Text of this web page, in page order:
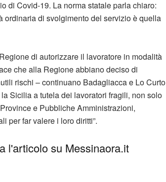
di Covid-19. La norma statale parla chiaro:
ordinaria di svolgimento del servizio è quella
di autorizzare il lavoratore in modalità
che alla Regione abbiano deciso di
rischi – continuano Badagliacca e Lo Curto
Sicilia a tutela dei lavoratori fragili, non solo
e Pubbliche Amministrazioni,
per far valere i loro diritti”.
l'articolo su Messinaora.it